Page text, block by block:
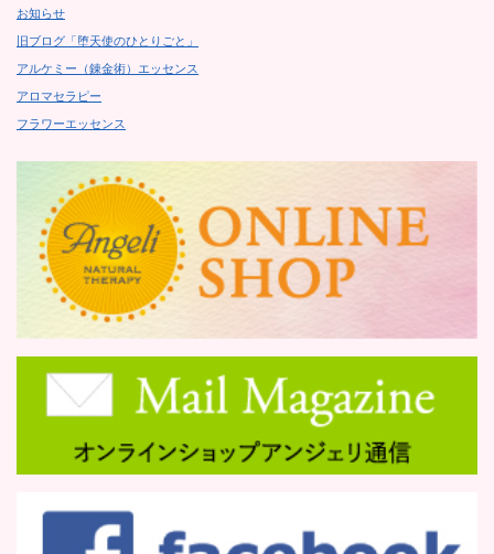
お知らせ
旧ブログ「堕天使のひとりごと」
アルケミー（錬金術）エッセンス
アロマセラピー
フラワーエッセンス